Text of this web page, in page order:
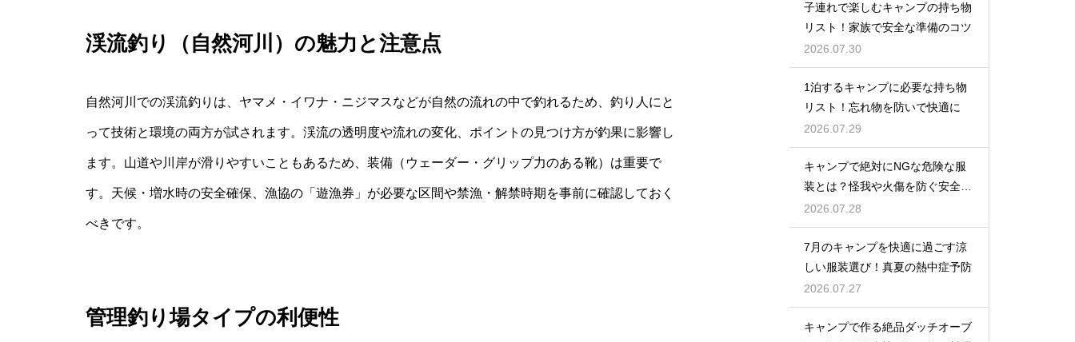
渓流釣り（自然河川）の魅力と注意点
自然河川での渓流釣りは、ヤマメ・イワナ・ニジマスなどが自然の流れの中で釣れるため、釣り人にと
って技術と環境の両方が試されます。渓流の透明度や流れの変化、ポイントの見つけ方が釣果に影響し
ます。山道や川岸が滑りやすいこともあるため、装備（ウェーダー・グリップ力のある靴）は重要で
す。天候・増水時の安全確保、漁協の「遊漁券」が必要な区間や禁漁・解禁時期を事前に確認しておく
べきです。
管理釣り場タイプの利便性
子連れで楽しむキャンプの持ち物
リスト！家族で安全な準備のコツ
2026.07.30
1泊するキャンプに必要な持ち物
リスト！忘れ物を防いで快適に
2026.07.29
キャンプで絶対にNGな危険な服
装とは？怪我や火傷を防ぐ安全対
策
2026.07.28
7月のキャンプを快適に過ごす涼
しい服装選び！真夏の熱中症予防
2026.07.27
キャンプで作る絶品ダッチオーブ